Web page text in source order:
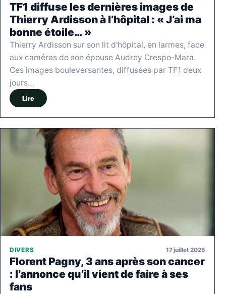
TF1 diffuse les dernières images de
Thierry Ardisson à l’hôpital : « J’ai ma
bonne étoile… »
Thierry Ardisson sur son lit d'hôpital, en larmes, face
aux caméras de son épouse Audrey Crespo-Mara.
Ces images bouleversantes, diffusées par TF1 deux
jours…
Lire
DIVERS 17 juillet 2025
Florent Pagny, 3 ans après son cancer
: l’annonce qu’il vient de faire à ses
fans